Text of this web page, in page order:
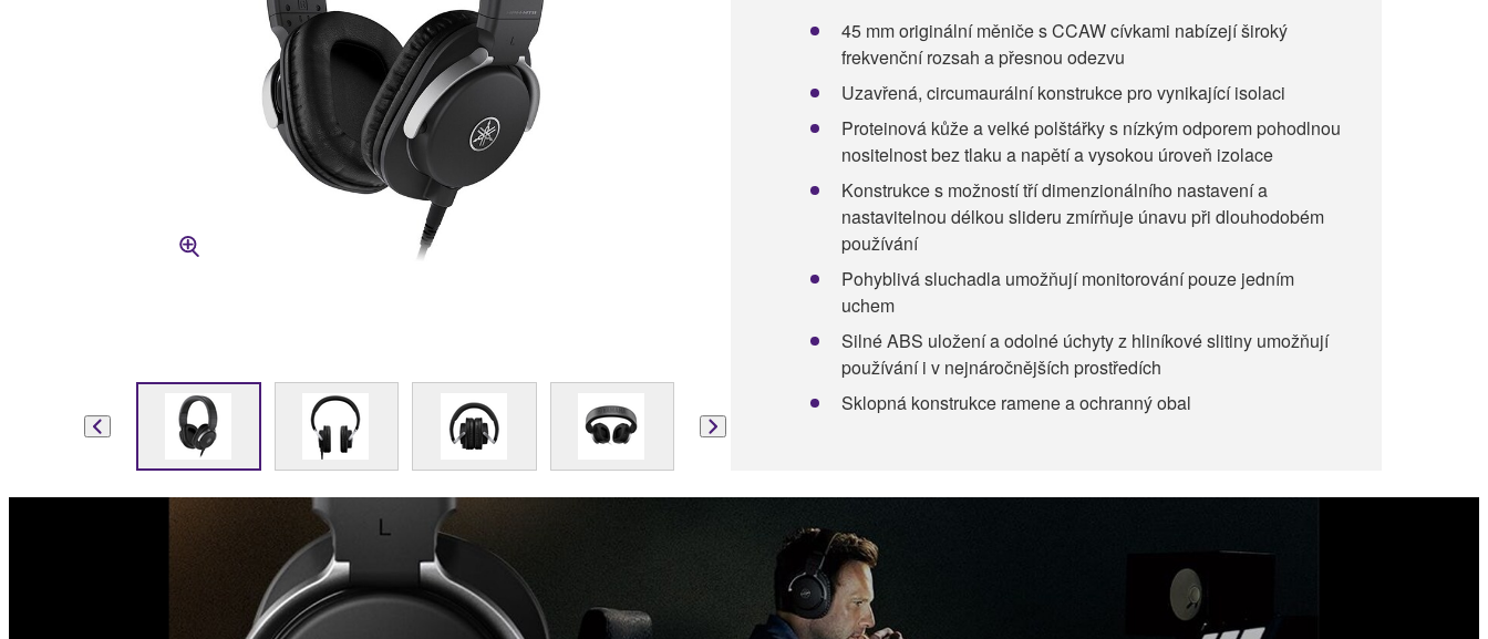
45 mm originální měniče s CCAW cívkami nabízejí široký
frekvenční rozsah a přesnou odezvu
Uzavřená, circumaurální konstrukce pro vynikající isolaci
Proteinová kůže a velké polštářky s nízkým odporem pohodlnou
nositelnost bez tlaku a napětí a vysokou úroveň izolace
Konstrukce s možností tří dimenzionálního nastavení a
nastavitelnou délkou slideru zmírňuje únavu při dlouhodobém
používání
Pohyblivá sluchadla umožňují monitorování pouze jedním
uchem
Silné ABS uložení a odolné úchyty z hliníkové slitiny umožňují
používání i v nejnáročnějších prostředích
Sklopná konstrukce ramene a ochranný obal